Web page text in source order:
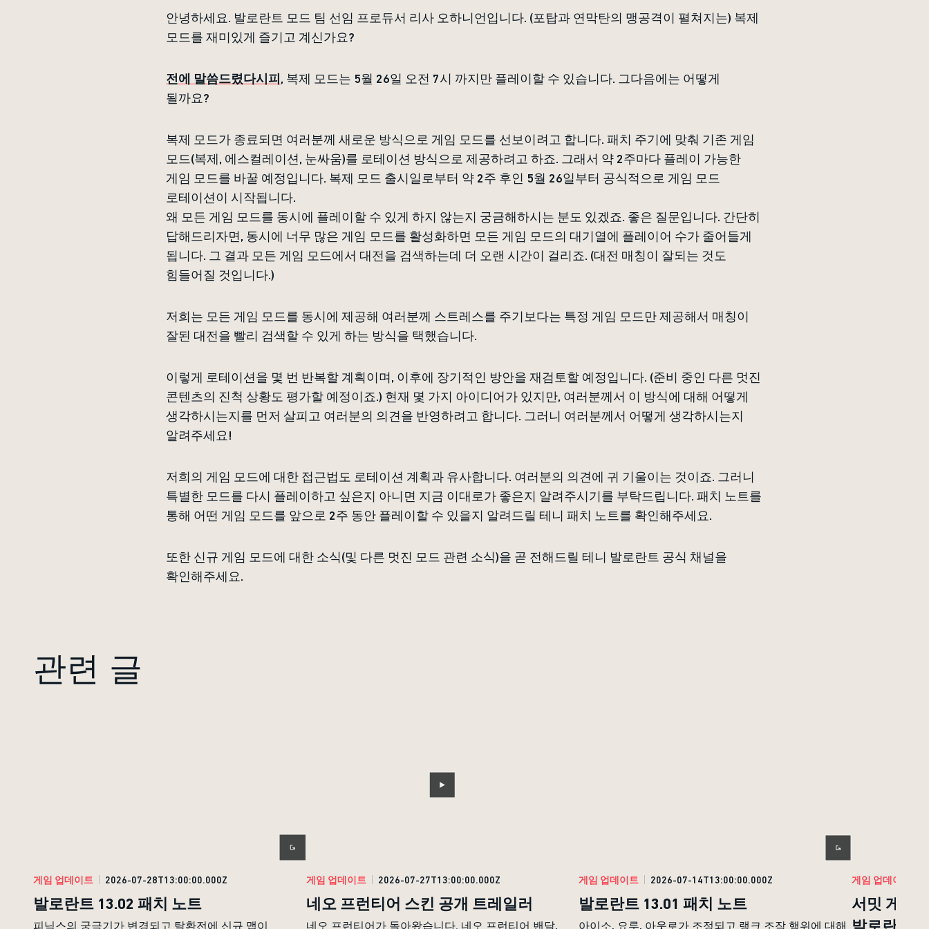
안녕하세요. 발로란트 모드 팀 선임 프로듀서 리사 오하니언입니다. (포탑과 연막탄의 맹공격이 펼쳐지는) 복제
모드를 재미있게 즐기고 계신가요?
전에 말씀드렸다시피 , 복제 모드는 5월 26일 오전 7시 까지만 플레이할 수 있습니다. 그다음에는 어떻게
될까요?
복제 모드가 종료되면 여러분께 새로운 방식으로 게임 모드를 선보이려고 합니다. 패치 주기에 맞춰 기존 게임
모드(복제, 에스컬레이션, 눈싸움)를 로테이션 방식으로 제공하려고 하죠. 그래서 약 2주마다 플레이 가능한
게임 모드를 바꿀 예정입니다. 복제 모드 출시일로부터 약 2주 후인 5월 26일부터 공식적으로 게임 모드
로테이션이 시작됩니다.
왜 모든 게임 모드를 동시에 플레이할 수 있게 하지 않는지 궁금해하시는 분도 있겠죠. 좋은 질문입니다. 간단히
답해드리자면, 동시에 너무 많은 게임 모드를 활성화하면 모든 게임 모드의 대기열에 플레이어 수가 줄어들게
됩니다. 그 결과 모든 게임 모드에서 대전을 검색하는데 더 오랜 시간이 걸리죠. (대전 매칭이 잘되는 것도
힘들어질 것입니다.)
저희는 모든 게임 모드를 동시에 제공해 여러분께 스트레스를 주기보다는 특정 게임 모드만 제공해서 매칭이
잘된 대전을 빨리 검색할 수 있게 하는 방식을 택했습니다.
이렇게 로테이션을 몇 번 반복할 계획이며, 이후에 장기적인 방안을 재검토할 예정입니다. (준비 중인 다른 멋진
콘텐츠의 진척 상황도 평가할 예정이죠.) 현재 몇 가지 아이디어가 있지만, 여러분께서 이 방식에 대해 어떻게
생각하시는지를 먼저 살피고 여러분의 의견을 반영하려고 합니다. 그러니 여러분께서 어떻게 생각하시는지
알려주세요!
저희의 게임 모드에 대한 접근법도 로테이션 계획과 유사합니다. 여러분의 의견에 귀 기울이는 것이죠. 그러니
특별한 모드를 다시 플레이하고 싶은지 아니면 지금 이대로가 좋은지 알려주시기를 부탁드립니다. 패치 노트를
통해 어떤 게임 모드를 앞으로 2주 동안 플레이할 수 있을지 알려드릴 테니 패치 노트를 확인해주세요.
또한 신규 게임 모드에 대한 소식(및 다른 멋진 모드 관련 소식)을 곧 전해드릴 테니 발로란트 공식 채널을
확인해주세요.
관련 글
게임 업데이트 2026-07-28T13:00:00.000Z
발로란트 13.02 패치 노트
피닉스의 궁극기가 변경되고 탈환전에 신규 맵이
게임 업데이트 2026-07-27T13:00:00.000Z
네오 프런티어 스킨 공개 트레일러
네오 프런티어가 돌아왔습니다. 네오 프런티어 밴달,
게임 업데이트 2026-07-14T13:00:00.000Z
발로란트 13.01 패치 노트
아이소, 요루, 아웃로가 조정되고 랭크 조작 행위에 대해
게임 업데이트
서밋 게임